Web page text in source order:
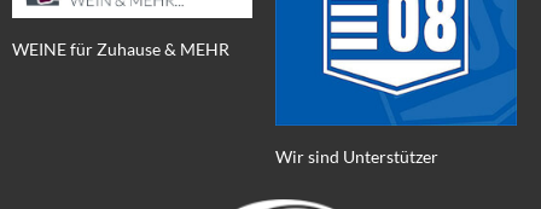
WEINE für Zuhause & MEHR
Wir sind Unterstützer